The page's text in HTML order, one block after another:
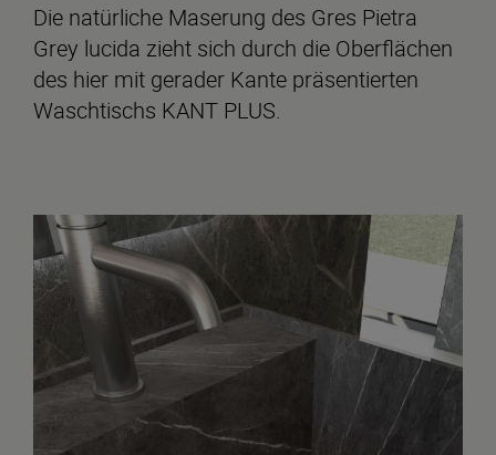
Die natürliche Maserung des Gres Pietra
Grey lucida zieht sich durch die Oberflächen
des hier mit gerader Kante präsentierten
Waschtischs KANT PLUS.